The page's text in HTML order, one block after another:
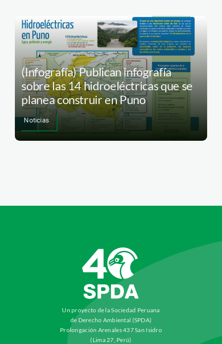
(Infografía) Publican infografía
sobre las 14 hidroeléctricas que se
planea construir en Puno
Noticias
Un proyecto de la Sociedad Peruana
de Derecho Ambiental (SPDA)
Prolongación Arenales 437 San Isidro
(Lima 27, Perú)